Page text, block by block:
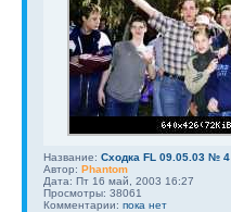
Название: Сходка FL 09.05.03 № 4
Автор: Phantom
Дата: Пт 16 май, 2003 16:27
Просмотры: 38061
Комментарии: пока нет